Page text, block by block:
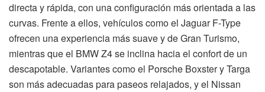
directa y rápida, con una configuración más orientada a las
curvas. Frente a ellos, vehículos como el Jaguar F-Type
ofrecen una experiencia más suave y de Gran Turismo,
mientras que el BMW Z4 se inclina hacia el confort de un
descapotable. Variantes como el Porsche Boxster y Targa
son más adecuadas para paseos relajados, y el Nissan